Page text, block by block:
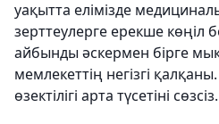
уақытта елімізде
зерттеулерге ерекше көңіл
айбынды әскермен бірге
мемлекеттің негізгі
өзектілігі арта түсетіні сөзсіз.